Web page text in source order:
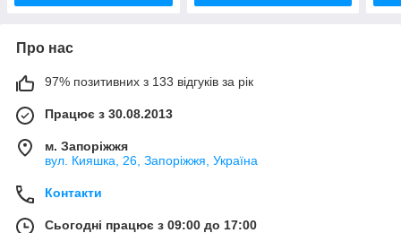
Про нас
97% позитивних з 133 відгуків за рік
Працює з 30.08.2013
м. Запоріжжя
вул. Кияшка, 26, Запоріжжя, Україна
Контакти
Сьогодні працює з 09:00 до 17:00